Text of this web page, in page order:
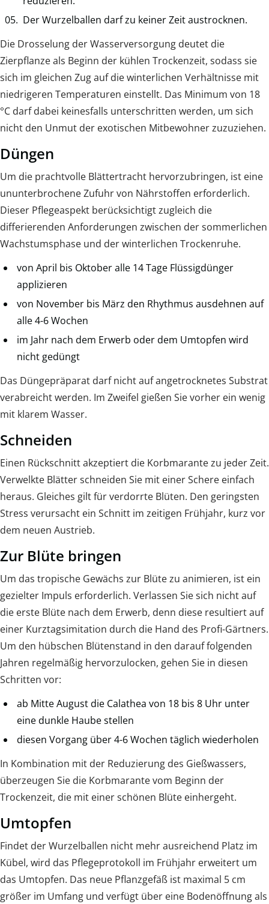
Der Wurzelballen darf zu keiner Zeit austrocknen.
Die Drosselung der Wasserversorgung deutet die
Zierpflanze als Beginn der kühlen Trockenzeit, sodass sie
sich im gleichen Zug auf die winterlichen Verhältnisse mit
niedrigeren Temperaturen einstellt. Das Minimum von 18
°C darf dabei keinesfalls unterschritten werden, um sich
nicht den Unmut der exotischen Mitbewohner zuzuziehen.
Düngen
Um die prachtvolle Blättertracht hervorzubringen, ist eine
ununterbrochene Zufuhr von Nährstoffen erforderlich.
Dieser Pflegeaspekt berücksichtigt zugleich die
differierenden Anforderungen zwischen der sommerlichen
Wachstumsphase und der winterlichen Trockenruhe.
von April bis Oktober alle 14 Tage Flüssigdünger
applizieren
von November bis März den Rhythmus ausdehnen auf
alle 4-6 Wochen
im Jahr nach dem Erwerb oder dem Umtopfen wird
nicht gedüngt
Das Düngepräparat darf nicht auf angetrocknetes Substrat
verabreicht werden. Im Zweifel gießen Sie vorher ein wenig
mit klarem Wasser.
Schneiden
Einen Rückschnitt akzeptiert die Korbmarante zu jeder Zeit.
Verwelkte Blätter schneiden Sie mit einer Schere einfach
heraus. Gleiches gilt für verdorrte Blüten. Den geringsten
Stress verursacht ein Schnitt im zeitigen Frühjahr, kurz vor
dem neuen Austrieb.
Zur Blüte bringen
Um das tropische Gewächs zur Blüte zu animieren, ist ein
gezielter Impuls erforderlich. Verlassen Sie sich nicht auf
die erste Blüte nach dem Erwerb, denn diese resultiert auf
einer Kurztagsimitation durch die Hand des Profi-Gärtners.
Um den hübschen Blütenstand in den darauf folgenden
Jahren regelmäßig hervorzulocken, gehen Sie in diesen
Schritten vor:
ab Mitte August die Calathea von 18 bis 8 Uhr unter
eine dunkle Haube stellen
diesen Vorgang über 4-6 Wochen täglich wiederholen
In Kombination mit der Reduzierung des Gießwassers,
überzeugen Sie die Korbmarante vom Beginn der
Trockenzeit, die mit einer schönen Blüte einhergeht.
Umtopfen
Findet der Wurzelballen nicht mehr ausreichend Platz im
Kübel, wird das Pflegeprotokoll im Frühjahr erweitert um
das Umtopfen. Das neue Pflanzgefäß ist maximal 5 cm
größer im Umfang und verfügt über eine Bodenöffnung als